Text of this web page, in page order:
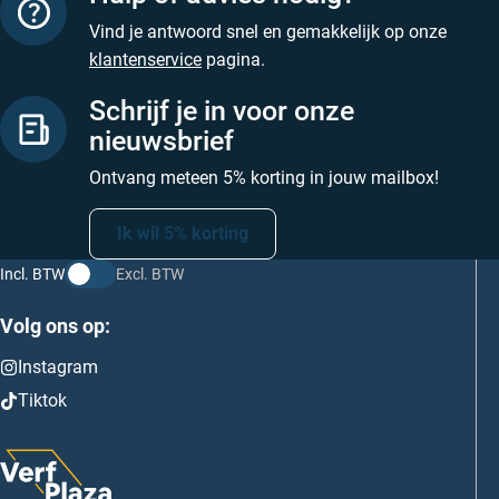
Vind je antwoord snel en gemakkelijk op onze
klantenservice pagina.
Schrijf je in voor onze
nieuwsbrief
Ontvang meteen 5% korting in jouw mailbox!
Ik wil 5% korting
Incl. BTW Excl. BTW
Volg ons op:
Instagram
Tiktok